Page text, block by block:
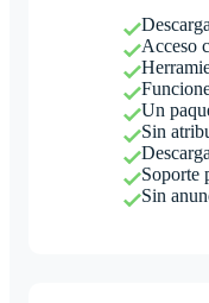
Acceso
Un
Sin
Soporte
Sin